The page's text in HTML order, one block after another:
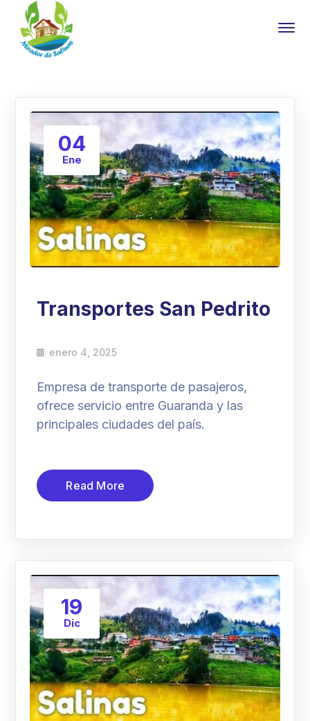
04
Ene
Transportes San Pedrito
enero 4, 2025
Empresa de transporte de pasajeros,
ofrece servicio entre Guaranda y las
principales ciudades del país.
Read More
19
Dic